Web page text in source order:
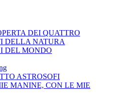
DEI QUATTRO
DELLA NATURA
DEL MONDO
ASTROSOFI
MANINE, CON LE MIE